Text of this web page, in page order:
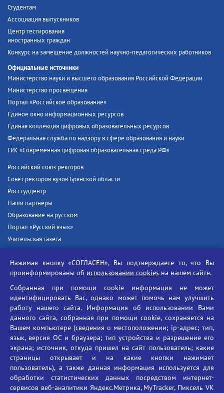
Студентам
Ассоциация выпускников
Центр тестирования
иностранных граждан
Конкурс на замещение должностей научно-педагогических работников
Официальные источники
Министерство науки и высшего образования Российской Федерации
Министерство просвещения
Портал «Российское образование»
Единое окно информационных ресурсов
Единая коллекция цифровых образовательных ресурсов
Федеральная служба по надзору в сфере образования и науки
ГИС «Современная цифровая образовательная среда РФ»
Российский союз ректоров
Совет ректоров вузов Брянской области
Росстудцентр
Наши партнёры
Образование на русском
Портал «Русский язык»
Учительская газета
Единый портал государственных услуг
Противодействие угрозам информационной безопасности
Социальные ролики - Генеральная прокуратура РФ
Противодействие коррупции
БГУ против наркотиков
Брянский государственный университет
имени академика И.Г. Петровского
Время работы: пн-пт 09:00-18:00
E-mail: bryanskgu@mail.ru
Нажимая кнопку «СОГЛАСЕН», Вы подтверждаете то, что Вы
проинформированы об использовании cookies на нашем сайте.
Собранная при помощи cookie информация не может
идентифицировать Вас, однако может помочь нам улучшить
работу нашего сайта. Информация об использовании Вами
данного сайта, собранная при помощи cookie, сохраняется на
Вашем компьютере (сведения о местоположении; ip-адрес; тип,
язык, версия ОС и браузера; тип устройства и разрешение его
экрана; источник, откуда пришел на сайт пользователь; какие
страницы открывает и на какие кнопки нажимает
пользователь), а также данная информация используется для
обработки статистических данных посредством интернет-
сервисов веб-аналитики Яндекс.Метрика, MyTracker, Пиксель VK